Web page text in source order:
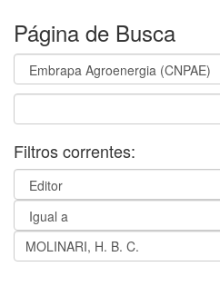
Página de Busca
Filtros correntes: